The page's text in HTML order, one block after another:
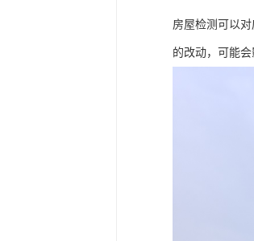
房屋检测可以
的改动，可能